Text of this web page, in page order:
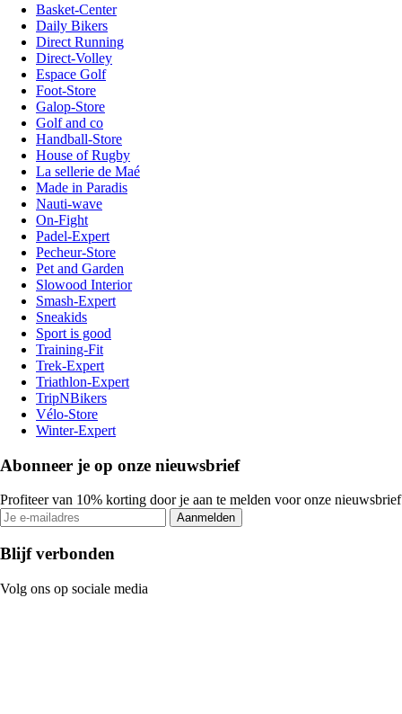
Basket-Center
Daily Bikers
Direct Running
Direct-Volley
Espace Golf
Foot-Store
Galop-Store
Golf and co
Handball-Store
House of Rugby
La sellerie de Maé
Made in Paradis
Nauti-wave
On-Fight
Padel-Expert
Pecheur-Store
Pet and Garden
Slowood Interior
Smash-Expert
Sneakids
Sport is good
Training-Fit
Trek-Expert
Triathlon-Expert
TripNBikers
Vélo-Store
Winter-Expert
Abonneer je op onze nieuwsbrief
Profiteer van 10% korting door je aan te melden voor onze nieuwsbrief
Aanmelden
Blijf verbonden
Volg ons op sociale media